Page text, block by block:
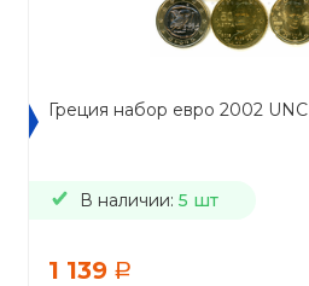
Греция набор евро 2002 UNC
В наличии: 5 шт
1 139 a